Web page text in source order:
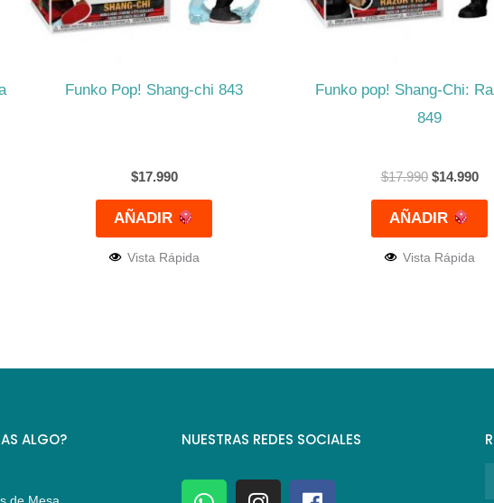
Funko Pop! Shang-chi 843
$17.990
AÑADIR
Vista Rápida
Funko pop! Shang-Chi:
849
$17.990 $14.990
AÑADIR
Vista Rápida
ALGO? NUESTRAS REDES SOCIALES
W
I
F